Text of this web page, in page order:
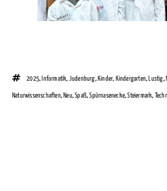
2025, Informatik, Judenburg, Kinder, Kindergarten, Lustig,
Naturwissenschaften,Neu,Spaß,Spürnasenecke,Steiermark,